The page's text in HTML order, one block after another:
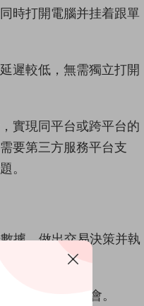
時打開電腦并挂着跟單
遲較低，無需獨立打開
實現同平台或跨平台的
要第三方服務平台支
。
據，做出交易決策并執
更多的交易機會。